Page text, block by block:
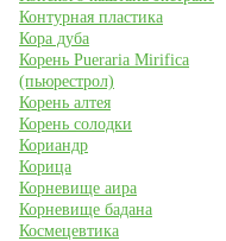
Контурная пластика
Кора дуба
Корень Pueraria Mirifica
(пьюрестрол)
Корень алтея
Корень солодки
Кориандр
Корица
Корневище аира
Корневище бадана
Космецевтика